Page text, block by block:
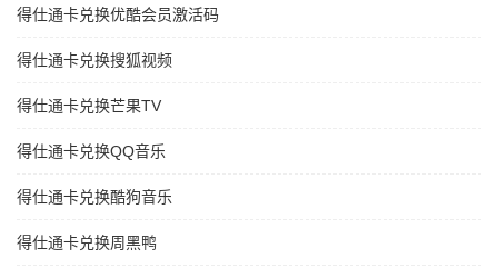
得仕通卡兑换优酷会员激活码
得仕通卡兑换搜狐视频
得仕通卡兑换芒果TV
得仕通卡兑换QQ音乐
得仕通卡兑换酷狗音乐
得仕通卡兑换周黑鸭